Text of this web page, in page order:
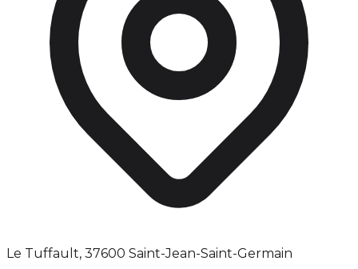
Le Tuffault, 37600 Saint-Jean-Saint-Germain